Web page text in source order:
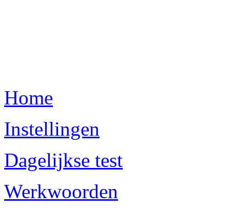
Home
Instellingen
Dagelijkse test
Werkwoorden